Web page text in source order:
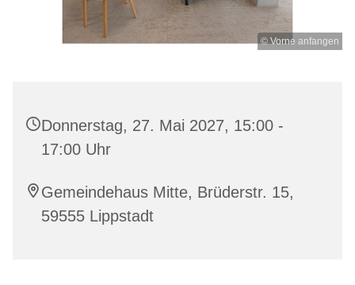
© Vorne anfangen
Donnerstag, 27. Mai 2027, 15:00 -
17:00 Uhr
Gemeindehaus Mitte, Brüderstr. 15,
59555 Lippstadt